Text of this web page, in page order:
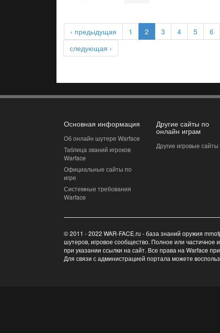
‹ предыдущая 1 2 3 4 5
6
следующая ›
Основная информация
Об онлайн шутере Warface
Таблица званий игроков
Warface
Официальные сайты по
игре
Системные требования
Warface
Другие сайты по
онлайн играм
Другие игровые сайты
© 2011 - 2022 WAR-FACE.ru - база знаний оружия
шутеров, игровое сообщество. Полное или частичное
при указании ссылки на сайт. Все права на Warface
Для связи с администрацией портала можете